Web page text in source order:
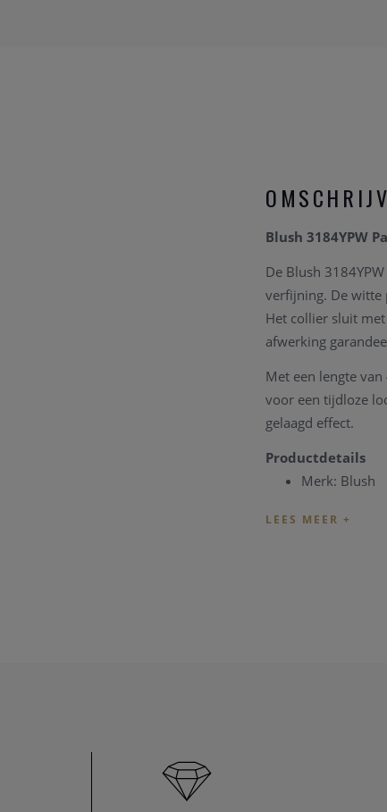
Blush 3184YPW
De Blush
verfijning. De witte
Het collier sluit
afwerking
Met een lengte
voor een tijdloze
gelaagd effect.
Productdetails
Merk: Blush
Materiaal